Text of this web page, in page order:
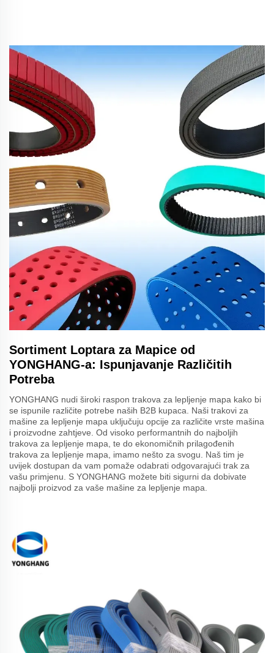
Sortiment Loptara za Mapice od
YONGHANG-a: Ispunjavanje Različitih
Potreba
YONGHANG nudi široki raspon trakova za lepljenje mapa kako bi
se ispunile različite potrebe naših B2B kupaca. Naši trakovi za
mašine za lepljenje mapa uključuju opcije za različite vrste mašina
i proizvodne zahtjeve. Od visoko performantnih do najboljih
trakova za lepljenje mapa, te do ekonomičnih prilagođenih
trakova za lepljenje mapa, imamo nešto za svogu. Naš tim je
uvijek dostupan da vam pomaže odabrati odgovarajući trak za
vašu primjenu. S YONGHANG možete biti sigurni da dobivate
najbolji proizvod za vaše mašine za lepljenje mapa.